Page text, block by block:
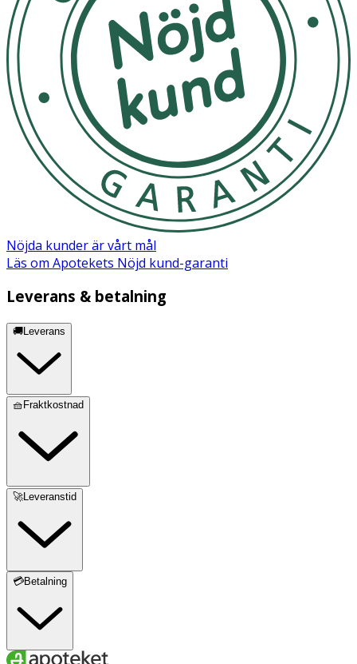
Nöjda kunder är vårt mål
Läs om Apotekets Nöjd kund-garanti
Leverans & betalning
🚚Leverans
🧺Fraktkostnad
🚀Leveranstid
💳Betalning